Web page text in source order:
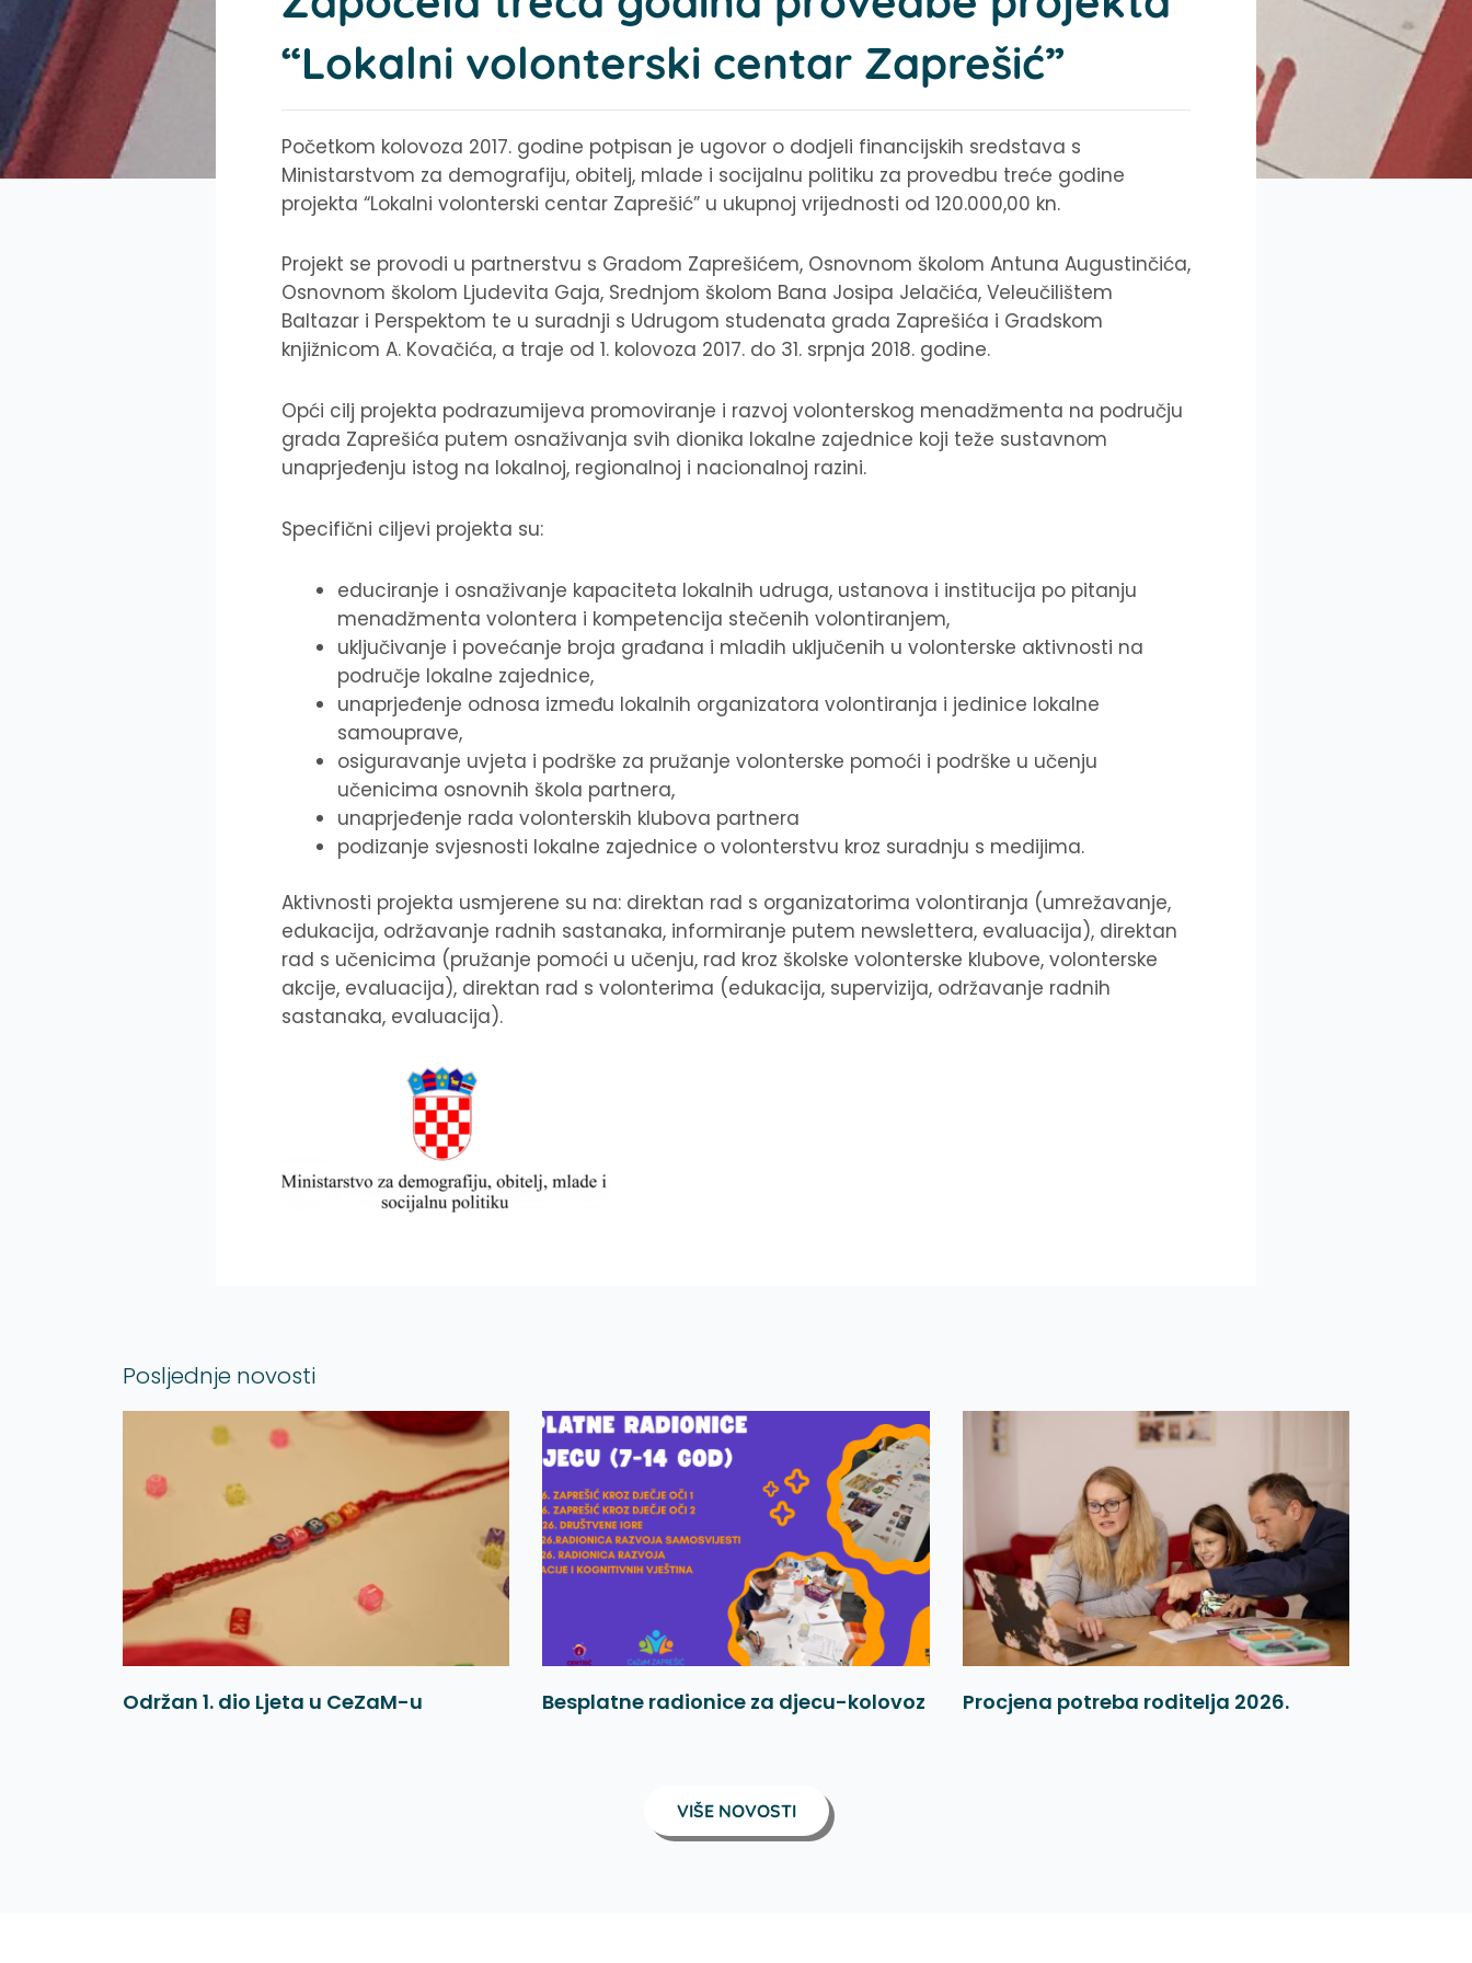
“Lokalni volonterski centar Zaprešić”
Početkom kolovoza 2017. godine potpisan je ugovor o dodjeli financijskih sredstava s
Ministarstvom za demografiju, obitelj, mlade i socijalnu politiku za provedbu treće godine
projekta “Lokalni volonterski centar Zaprešić” u ukupnoj vrijednosti od 120.000,00 kn.
Projekt se provodi u partnerstvu s Gradom Zaprešićem, Osnovnom školom Antuna Augustinčića,
Osnovnom školom Ljudevita Gaja, Srednjom školom Bana Josipa Jelačića, Veleučilištem
Baltazar i Perspektom te u suradnji s Udrugom studenata grada Zaprešića i Gradskom
knjižnicom A. Kovačića, a traje od 1. kolovoza 2017. do 31. srpnja 2018. godine.
Opći cilj projekta podrazumijeva promoviranje i razvoj volonterskog menadžmenta na području
grada Zaprešića putem osnaživanja svih dionika lokalne zajednice koji teže sustavnom
unaprjeđenju istog na lokalnoj, regionalnoj i nacionalnoj razini.
Specifični ciljevi projekta su:
educiranje i osnaživanje kapaciteta lokalnih udruga, ustanova i institucija po pitanju
menadžmenta volontera i kompetencija stečenih volontiranjem,
uključivanje i povećanje broja građana i mladih uključenih u volonterske aktivnosti na
područje lokalne zajednice,
unaprjeđenje odnosa između lokalnih organizatora volontiranja i jedinice lokalne
samouprave,
osiguravanje uvjeta i podrške za pružanje volonterske pomoći i podrške u učenju
učenicima osnovnih škola partnera,
unaprjeđenje rada volonterskih klubova partnera
podizanje svjesnosti lokalne zajednice o volonterstvu kroz suradnju s medijima.
Aktivnosti projekta usmjerene su na: direktan rad s organizatorima volontiranja (umrežavanje,
edukacija, održavanje radnih sastanaka, informiranje putem newslettera, evaluacija), direktan
rad s učenicima (pružanje pomoći u učenju, rad kroz školske volonterske klubove, volonterske
akcije, evaluacija), direktan rad s volonterima (edukacija, supervizija, održavanje radnih
sastanaka, evaluacija).
Posljednje novosti
Održan 1. dio Ljeta u CeZaM-u Besplatne radionice za djecu-kolovoz Procjena potreba roditelja 2026.
VIŠE NOVOSTI